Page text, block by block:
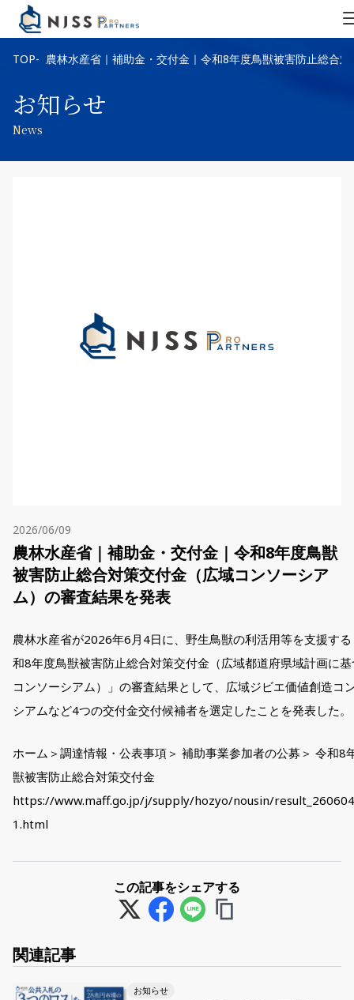
TOP 農林水産省｜補助金・交付金｜令和8年度鳥獣被害防止総合
お知らせ
News
2026/06/09
農林水産省｜補助金・交付金｜令和8年度鳥獣
被害防止総合対策交付金（広域コンソーシア
ム）の審査結果を発表
農林水産省が2026年6月4日に、野生鳥獣の利活用等を支援す
和8年度鳥獣被害防止総合対策交付金（広域都道府県域計画に
コンソーシアム）」の審査結果として、広域ジビエ価値創造コ
シアムなど4つの交付金交付候補者を選定したことを発表した。
ホーム＞調達情報・公表事項＞ 補助事業参加者の公募＞ 令和8
獣被害防止総合対策交付金
https://www.maff.go.jp/j/supply/hozyo/nousin/
1.html
この記事をシェアする
関連記事
お知らせ